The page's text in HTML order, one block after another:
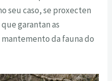
seu caso, se proxecten
garantan as
mantemento da fauna do